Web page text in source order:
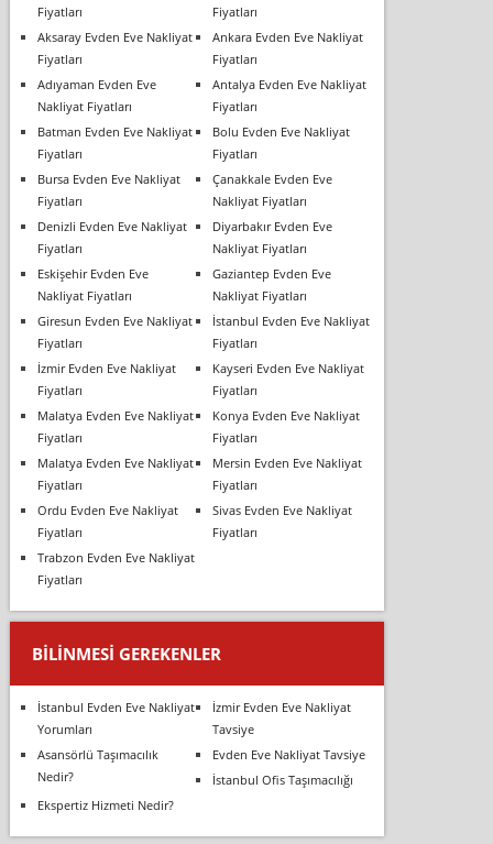
Fiyatları
Fiyatları
Aksaray Evden Eve Nakliyat
Fiyatları
Ankara Evden Eve Nakliyat
Fiyatları
Adıyaman Evden Eve
Nakliyat Fiyatları
Antalya Evden Eve Nakliyat
Fiyatları
Batman Evden Eve Nakliyat
Fiyatları
Bolu Evden Eve Nakliyat
Fiyatları
Bursa Evden Eve Nakliyat
Fiyatları
Çanakkale Evden Eve
Nakliyat Fiyatları
Denizli Evden Eve Nakliyat
Fiyatları
Diyarbakır Evden Eve
Nakliyat Fiyatları
Eskişehir Evden Eve
Nakliyat Fiyatları
Gaziantep Evden Eve
Nakliyat Fiyatları
Giresun Evden Eve Nakliyat
Fiyatları
İstanbul Evden Eve Nakliyat
Fiyatları
İzmir Evden Eve Nakliyat
Fiyatları
Kayseri Evden Eve Nakliyat
Fiyatları
Malatya Evden Eve Nakliyat
Fiyatları
Konya Evden Eve Nakliyat
Fiyatları
Malatya Evden Eve Nakliyat
Fiyatları
Mersin Evden Eve Nakliyat
Fiyatları
Ordu Evden Eve Nakliyat
Fiyatları
Sivas Evden Eve Nakliyat
Fiyatları
Trabzon Evden Eve Nakliyat
Fiyatları
BILINMESI GEREKENLER
İstanbul Evden Eve Nakliyat
Yorumları
İzmir Evden Eve Nakliyat
Tavsiye
Asansörlü Taşımacılık
Nedir?
Evden Eve Nakliyat Tavsiye
İstanbul Ofis Taşımacılığı
Ekspertiz Hizmeti Nedir?